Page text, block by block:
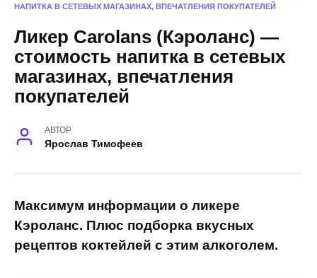
НАПИТКА В СЕТЕВЫХ МАГАЗИНАХ, ВПЕЧАТЛЕНИЯ ПОКУПАТЕЛЕЙ
Ликер Carolans (Кэроланс) —
стоимость напитка в сетевых
магазинах, впечатления
покупателей
АВТОР
Ярослав Тимофеев
Максимум информации о ликере
Кэроланс. Плюс подборка вкусных
рецептов коктейлей с этим алкоголем.